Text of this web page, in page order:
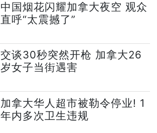
中国烟花闪耀加拿大夜空 观众
直呼“太震撼了”
交谈30秒突然开枪 加拿大26
岁女子当街遇害
加拿大华人超市被勒令停业! 1
年内多次卫生违规